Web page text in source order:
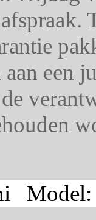
een
Model: